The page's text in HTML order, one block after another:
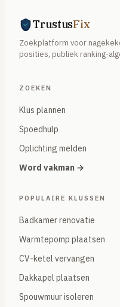
TrustusFix
Zoekplatform voor
posities, publiek ranking-
ZOEKEN
Klus plannen
Spoedhulp
Oplichting melden
Word vakman →
POPULAIRE KLUSSEN
Badkamer renovatie
Warmtepomp plaatsen
CV-ketel vervangen
Dakkapel plaatsen
Spouwmuur isoleren